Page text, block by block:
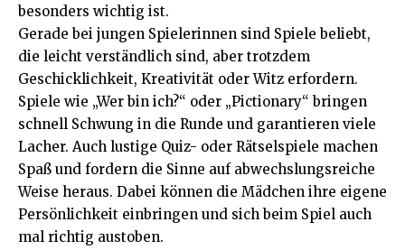
besonders wichtig ist.
Gerade bei jungen Spielerinnen sind Spiele beliebt,
die leicht verständlich sind, aber trotzdem
Geschicklichkeit, Kreativität oder Witz erfordern.
Spiele wie „Wer bin ich?“ oder „Pictionary“ bringen
schnell Schwung in die Runde und garantieren viele
Lacher. Auch lustige Quiz- oder Rätselspiele machen
Spaß und fordern die Sinne auf abwechslungsreiche
Weise heraus. Dabei können die Mädchen ihre eigene
Persönlichkeit einbringen und sich beim Spiel auch
mal richtig austoben.